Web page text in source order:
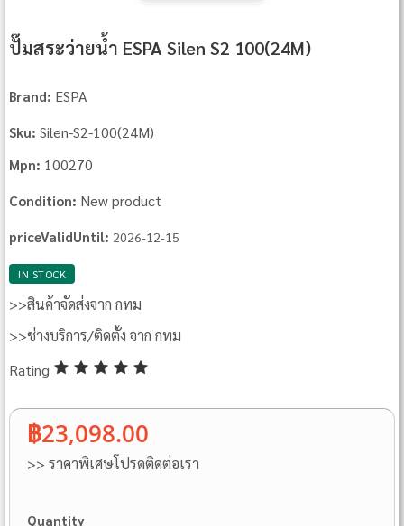
ปั๊มสระว่ายน้ำ ESPA Silen S2 100(24M)
Brand: ESPA
Sku: Silen-S2-100(24M)
Mpn: 100270
Condition: New product
priceValidUntil: 2026-12-15
IN STOCK
>>สินค้าจัดส่งจาก กทม
>>ช่างบริการ/ติดตั้ง จาก กทม
Rating
฿23,098.00
>> ราคาพิเศษโปรดติดต่อเรา
Quantity